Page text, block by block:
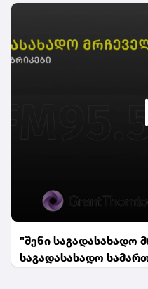
"შენი საგადასახადო
საგადასახადო